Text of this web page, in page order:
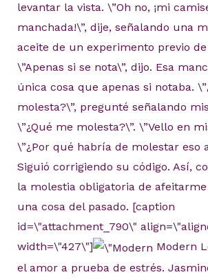
levantar la vista. \”Oh no, ¡mi
manchada!\”, dije, señalando una
aceite de un experimento previo
\”Apenas si se nota\”, dijo. Esa
única cosa que apenas si notaba.
molesta?\”, pregunté señalando
\”¿Qué me molesta?\”. \”Vello en
\”¿Por qué habría de molestar eso
Siguió corrigiendo su código. Así,
la molestia obligatoria de
una cosa del pasado. [caption
id=\"attachment_790\"
width=\"427\"]
Modern
el amor a prueba de estrés.